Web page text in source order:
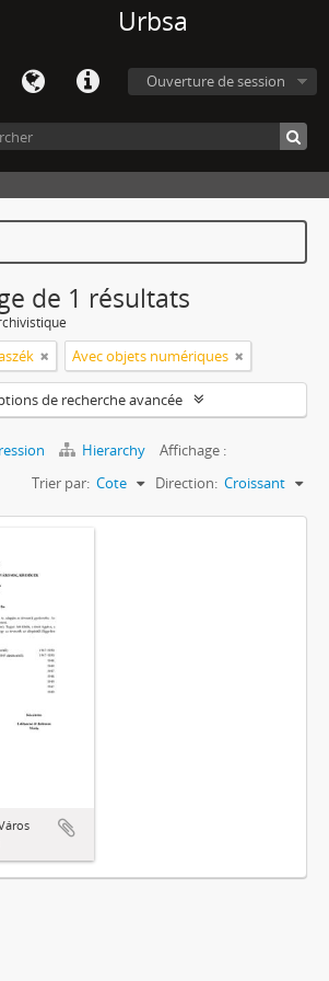
Urbsa
Ouverture de session
de 1 résultats
Avec objets numériques
de recherche avancée
Hierarchy
Affichage :
Trier par: Cote Direction: Croissant